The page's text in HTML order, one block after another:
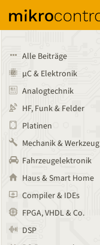
Alle Beiträge
µC & Elektronik
Analogtechnik
HF, Funk & Felder
Platinen
Mechanik & Werkzeug
Fahrzeugelektronik
Haus & Smart Home
Compiler & IDEs
FPGA, VHDL & Co.
DSP